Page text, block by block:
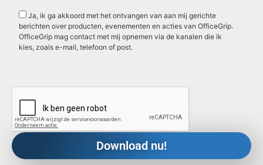
Ja, ik ga akkoord met het ontvangen van aan mij gerichte
berichten over producten, evenementen en acties van OfficeGrip.
OfficeGrip mag contact met mij opnemen via de kanalen die ik
kies, zoals e-mail, telefoon of post.